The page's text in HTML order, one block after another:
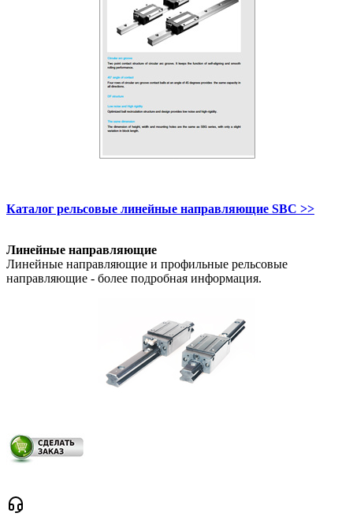
Каталог рельсовые линейные направляющие SBC >>
Линейные направляющие
Линейные направляющие и профильные рельсовые
направляющие - более подробная информация.